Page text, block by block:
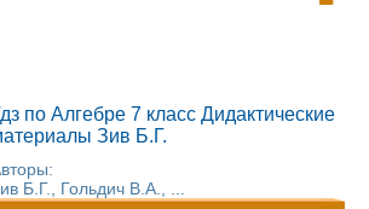
по Алгебре 7 класс Дидактические
Зив Б.Г.
Б.Г., Гольдич В.А., ...